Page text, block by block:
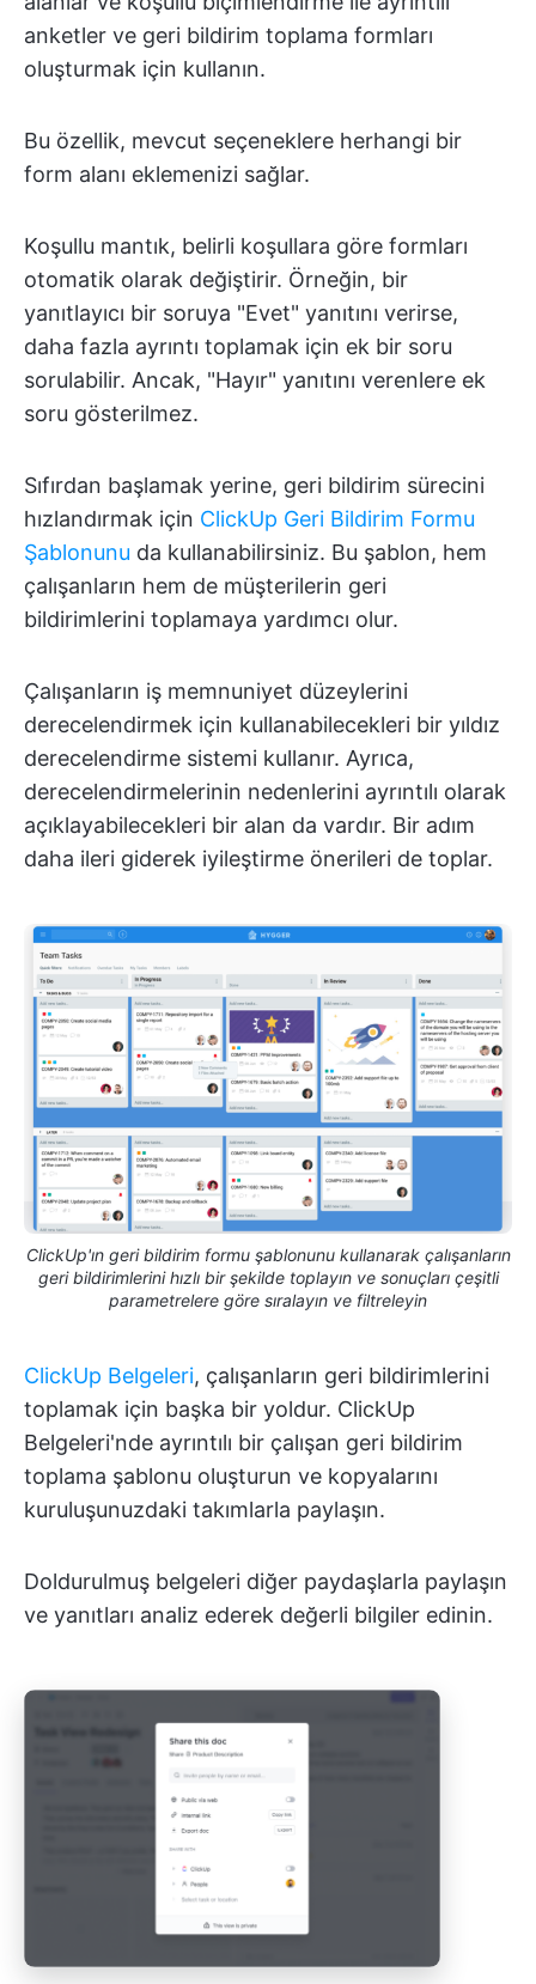
anketler ve geri bildirim toplama formları
oluşturmak için kullanın.
Bu özellik, mevcut seçeneklere herhangi bir
form alanı eklemenizi sağlar.
Koşullu mantık, belirli koşullara göre formları
otomatik olarak değiştirir. Örneğin, bir
yanıtlayıcı bir soruya "Evet" yanıtını verirse,
daha fazla ayrıntı toplamak için ek bir soru
sorulabilir. Ancak, "Hayır" yanıtını verenlere ek
soru gösterilmez.
Sıfırdan başlamak yerine, geri bildirim sürecini
hızlandırmak için ClickUp Geri Bildirim Formu
Şablonunu da kullanabilirsiniz. Bu şablon, hem
çalışanların hem de müşterilerin geri
bildirimlerini toplamaya yardımcı olur.
Çalışanların iş memnuniyet düzeylerini
derecelendirmek için kullanabilecekleri bir yıldız
derecelendirme sistemi kullanır. Ayrıca,
derecelendirmelerinin nedenlerini ayrıntılı olarak
açıklayabilecekleri bir alan da vardır. Bir adım
daha ileri giderek iyileştirme önerileri de toplar.
ClickUp'ın geri bildirim formu şablonunu kullanarak çalışanların
geri bildirimlerini hızlı bir şekilde toplayın ve sonuçları çeşitli
parametrelere göre sıralayın ve filtreleyin
ClickUp Belgeleri, çalışanların geri bildirimlerini
toplamak için başka bir yoldur. ClickUp
Belgeleri'nde ayrıntılı bir çalışan geri bildirim
toplama şablonu oluşturun ve kopyalarını
kuruluşunuzdaki takımlarla paylaşın.
Doldurulmuş belgeleri diğer paydaşlarla paylaşın
ve yanıtları analiz ederek değerli bilgiler edinin.